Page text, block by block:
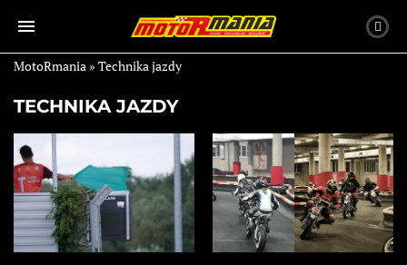
MotoRmania » Technika jazdy
TECHNIKA JAZDY